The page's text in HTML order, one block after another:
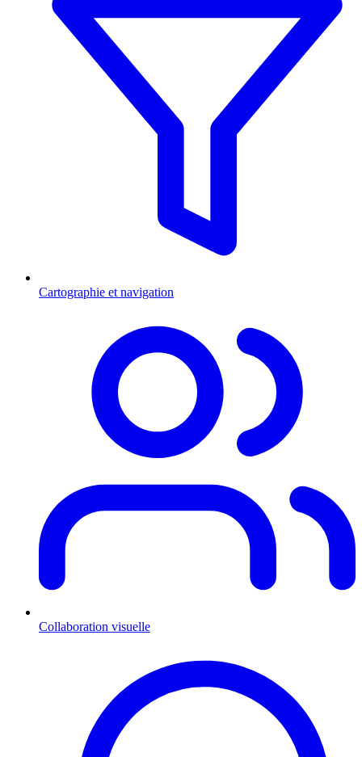
Cartographie et navigation
Collaboration visuelle